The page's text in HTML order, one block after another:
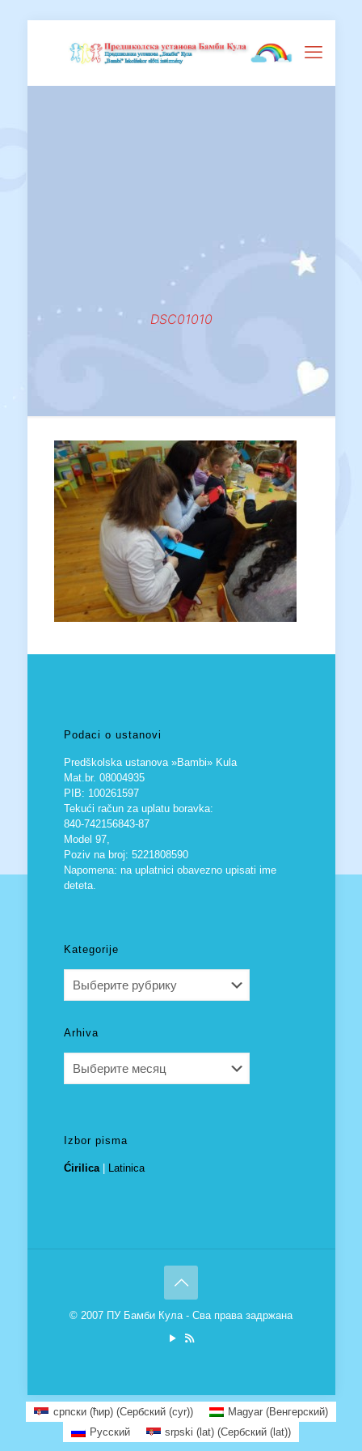
DSC01010
Podaci o ustanovi
Predškolska ustanova »Bambi» Kula
Mat.br. 08004935
PIB: 100261597
Tekući račun za uplatu boravka:
840-742156843-87
Model 97,
Poziv na broj: 5221808590
Napomena: na uplatnici obavezno upisati ime
deteta.
Kategorije
Arhiva
Izbor pisma
Ćirilica| Latinica
© 2007 ПУ Бамби Кула - Сва права задржана
српски (ћир)(Сербский (cyr)) Magyar(Венгерский)
Русский
srpski (lat) (Сербский (lat))